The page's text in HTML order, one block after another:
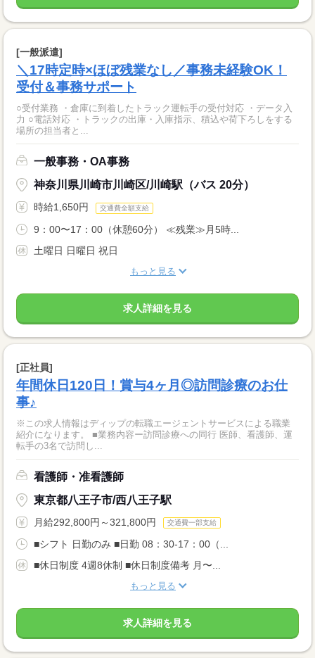
[一般派遣]
＼17時定時×ほぼ残業なし／事務未経験OK！
受付＆事務サポート
○受付業務 ・倉庫に到着したトラック運転手の受付対応 ・データ入
力 ○電話対応 ・トラックの出庫・入庫指示、積込や荷下ろしをする
場所の担当者と...
一般事務・OA事務
神奈川県川崎市川崎区/川崎駅（バス 20分）
時給1,650円 交通費全額支給
9：00〜17：00（休憩60分） ≪残業≫月5時...
土曜日 日曜日 祝日
もっと見る
求人詳細を見る
[正社員]
年間休日120日！賞与4ヶ月◎訪問診療のお仕
事♪
※この求人情報はディップの転職エージェントサービスによる職業
紹介になります。 ■業務内容ー訪問診療への同行 医師、看護師、運
転手の3名で訪問し...
看護師・准看護師
東京都八王子市/西八王子駅
月給292,800円～321,800円 交通費一部支給
■シフト 日勤のみ ■日勤 08：30-17：00（...
■休日制度 4週8休制 ■休日制度備考 月〜...
もっと見る
求人詳細を見る